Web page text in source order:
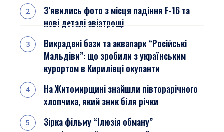
З’явились фото з місця падіння F-16 та
нові деталі авіатрощі
Викрадені бази та аквапарк “Російські
Мальдіви”: що зробили з українським
курортом в Кирилівці окупанти
На Житомирщині знайшли півторарічного
хлопчика, який зник біля річки
Зірка фільму “Ілюзія обману”